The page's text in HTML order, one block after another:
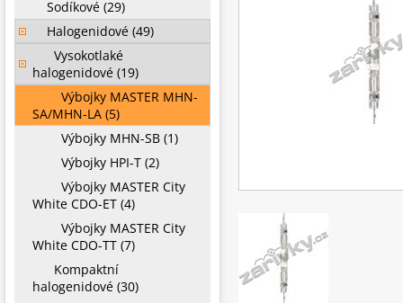
Sodíkové (29)
Halogenidové (49)
Vysokotlaké
halogenidové (19)
Výbojky MASTER MHN-
SA/MHN-LA (5)
Výbojky MHN-SB (1)
Výbojky HPI-T (2)
Výbojky MASTER City
White CDO-ET (4)
Výbojky MASTER City
White CDO-TT (7)
Kompaktní
halogenidové (30)